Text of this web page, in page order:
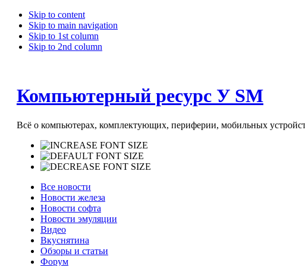
Skip to content
Skip to main navigation
Skip to 1st column
Skip to 2nd column
Компьютерный ресурс У SM
Всё о компьютерах, комплектующих, периферии, мобильных
Все новости
Новости железа
Новости софта
Новости эмуляции
Видео
Вкуснятина
Обзоры и статьи
Форум